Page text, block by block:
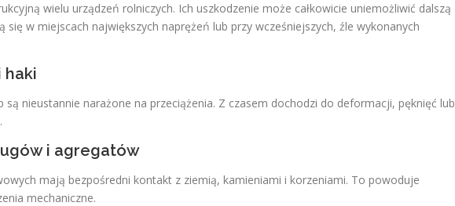
wielu urządzeń rolniczych. Ich uszkodzenie może całkowicie uniemożliwić dalszą
się w miejscach największych naprężeń lub przy wcześniejszych, źle wykonanych
haki
są nieustannie narażone na przeciążenia. Z czasem dochodzi do deformacji, pęknięć lub
i agregatów
mają bezpośredni kontakt z ziemią, kamieniami i korzeniami. To powoduje
mechaniczne.